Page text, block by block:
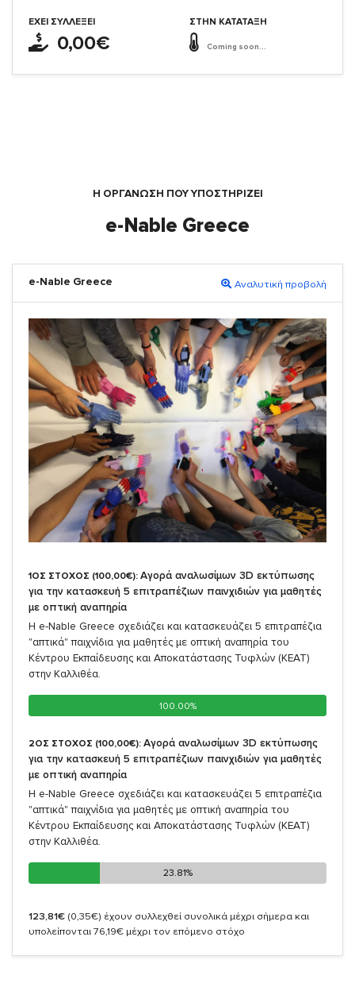
ΈΧΕΙ ΣΥΛΛΈΞΕΙ
0,00€
ΣΤΗΝ ΚΑΤΆΤΑΞΗ
Coming soon...
Η ΟΡΓΆΝΩΣΗ ΠΟΥ ΥΠΟΣΤΗΡΙΖΕΙ
e-Nable Greece
e-Nable Greece Αναλυτική προβολή
1ΟΣ ΣΤΟΧΟΣ (100,00€): Αγορά αναλωσίμων 3D εκτύπωσης
για την κατασκευή 5 επιτραπέζιων παινχιδιών για μαθητές
με οπτική αναπηρία
Η e-Nable Greece σχεδιάζει και κατασκευάζει 5 επιτραπέζια
"απτικά" παιχνίδια για μαθητές με οπτική αναπηρία του
Κέντρου Εκπαίδευσης και Αποκατάστασης Τυφλών (ΚΕΑΤ)
στην Καλλιθέα.
100.00%
100.00%
2ΟΣ ΣΤΟΧΟΣ (100,00€): Αγορά αναλωσίμων 3D εκτύπωσης
για την κατασκευή 5 επιτραπέζιων παινχιδιών για μαθητές
με οπτική αναπηρία
Η e-Nable Greece σχεδιάζει και κατασκευάζει 5 επιτραπέζια
"απτικά" παιχνίδια για μαθητές με οπτική αναπηρία του
Κέντρου Εκπαίδευσης και Αποκατάστασης Τυφλών (ΚΕΑΤ)
στην Καλλιθέα.
23.81%
23.81%
123,81€ (0,35€) έχουν συλλεχθεί συνολικά μέχρι σήμερα και
υπολείπονται 76,19€ μέχρι τον επόμενο στόχο